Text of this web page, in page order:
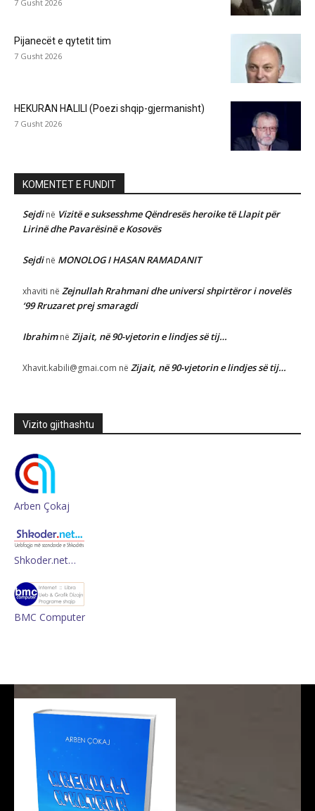
7 Gusht 2026
Pijanecët e qytetit tim
7 Gusht 2026
HEKURAN HALILI (Poezi shqip-gjermanisht)
7 Gusht 2026
KOMENTET E FUNDIT
Sejdinë Vizitë e suksesshme Qëndresës heroike të Llapit për
Lirinë dhe Pavarësinë e Kosovës
Sejdinë MONOLOG I HASAN RAMADANIT
xhaviti në Zejnullah Rrahmani dhe universi shpirtëror i novelës
‘99 Rruzaret prej smaragdi
Ibrahimnë Zijait, në 90-vjetorin e lindjes së tij…
Xhavit.kabili@gmai.com në Zijait, në 90-vjetorin e lindjes së tij…
Vizito gjithashtu
Arben Çokaj
Shkoder.net…
BMC Computer